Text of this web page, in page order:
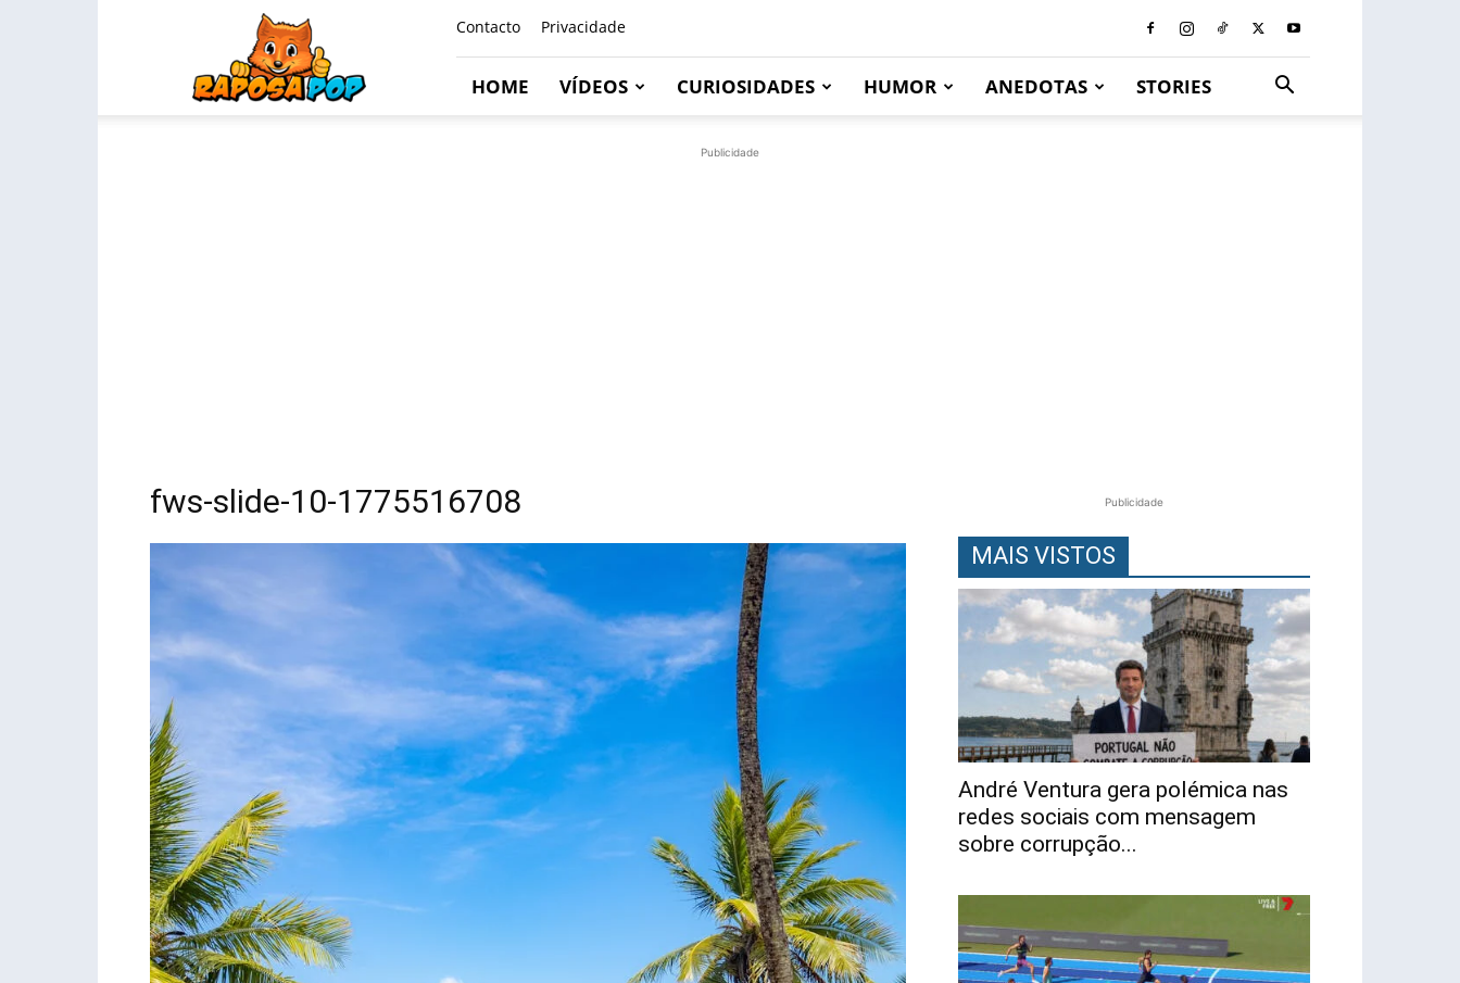
Contacto Privacidade
HOME VÍDEOS CURIOSIDADES HUMOR ANEDOTAS STORIES
Publicidade
fws-slide-10-1775516708 Publicidade
MAIS VISTOS
André Ventura gera polémica nas
redes sociais com mensagem
sobre corrupção...